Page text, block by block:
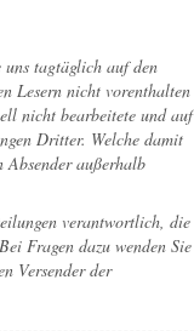
tagtäglich auf den
Lesern nicht vorenthalten
nicht bearbeitete und auf
Dritter. Welche damit
Absender außerhalb
verantwortlich, die
Fragen dazu wenden Sie
Versender der